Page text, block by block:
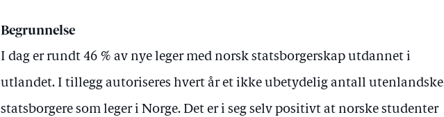
Begrunnelse
I dag er rundt 46 % av nye leger med norsk statsborgerskap utdannet i
utlandet. I tillegg autoriseres hvert år et ikke ubetydelig antall utenlandske
statsborgere som leger i Norge. Det er i seg selv positivt at norske studenter